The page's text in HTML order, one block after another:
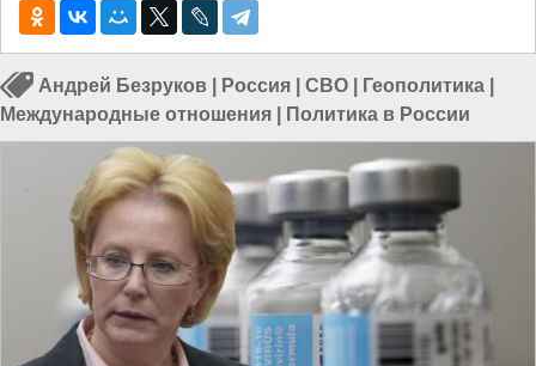
Андрей Безруков Россия СВО Геополитика
Международные отношения
Политика в России